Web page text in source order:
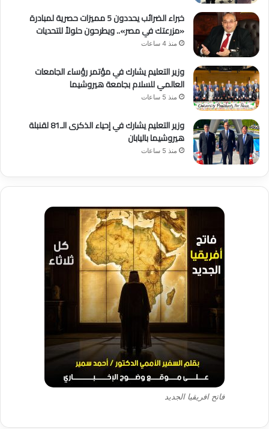
خبراء الضرائب يحددون 5 مميزات حصرية لمبادرة
«مزرعتك في مصر».. ويطرحون حلولاً للتحديات
منذ 4 ساعات
وزير التعليم يشارك في مؤتمر رؤساء الجامعات
العالمي للسلام بجامعة هيروشيما
منذ 5 ساعات
وزير التعليم يشارك في إحياء الذكرى الـ81 لقنبلة
هيروشيما باليابان
منذ 5 ساعات
فاتح افريقيا الجديد